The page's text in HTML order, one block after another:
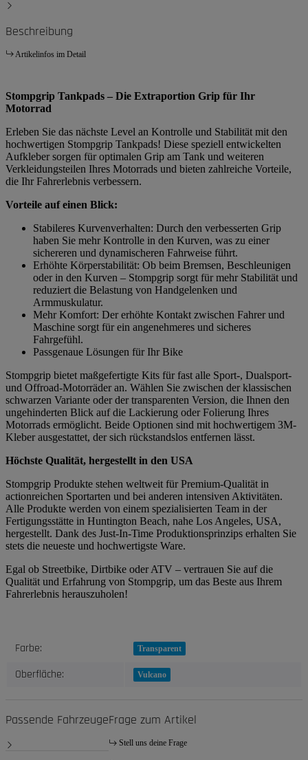
Beschreibung
Artikelinfos im Detail
Stompgrip Tankpads – Die Extraportion Grip für Ihr
Motorrad
Erleben Sie das nächste Level an Kontrolle und Stabilität mit den
hochwertigen Stompgrip Tankpads! Diese speziell entwickelten
Aufkleber sorgen für optimalen Grip am Tank und weiteren
Verkleidungsteilen Ihres Motorrads und bieten zahlreiche Vorteile,
die Ihr Fahrerlebnis verbessern.
Vorteile auf einen Blick:
Stabileres Kurvenverhalten: Durch den verbesserten Grip
haben Sie mehr Kontrolle in den Kurven, was zu einer
sichereren und dynamischeren Fahrweise führt.
Erhöhte Körperstabilität: Ob beim Bremsen, Beschleunigen
oder in den Kurven – Stompgrip sorgt für mehr Stabilität und
reduziert die Belastung von Handgelenken und
Armmuskulatur.
Mehr Komfort: Der erhöhte Kontakt zwischen Fahrer und
Maschine sorgt für ein angenehmeres und sicheres
Fahrgefühl.
Passgenaue Lösungen für Ihr Bike
Stompgrip bietet maßgefertigte Kits für fast alle Sport-, Dualsport-
und Offroad-Motorräder an. Wählen Sie zwischen der klassischen
schwarzen Variante oder der transparenten Version, die Ihnen den
ungehinderten Blick auf die Lackierung oder Folierung Ihres
Motorrads ermöglicht. Beide Optionen sind mit hochwertigem 3M-
Kleber ausgestattet, der sich rückstandslos entfernen lässt.
Höchste Qualität, hergestellt in den USA
Stompgrip Produkte stehen weltweit für Premium-Qualität in
actionreichen Sportarten und bei anderen intensiven Aktivitäten.
Alle Produkte werden von einem spezialisierten Team in der
Fertigungsstätte in Huntington Beach, nahe Los Angeles, USA,
hergestellt. Dank des Just-In-Time Produktionsprinzips erhalten Sie
stets die neueste und hochwertigste Ware.
Egal ob Streetbike, Dirtbike oder ATV – vertrauen Sie auf die
Qualität und Erfahrung von Stompgrip, um das Beste aus Ihrem
Fahrerlebnis herauszuholen!
Produkteigenschaft
Wert
Farbe: Transparent
Oberfläche: Vulcano
Passende FahrzeugeFrage zum Artikel
Stell uns deine Frage